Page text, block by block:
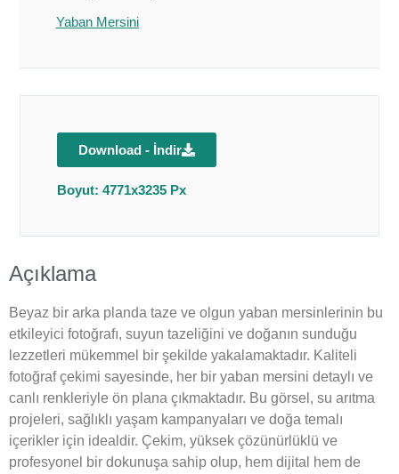
Yaban Mersini
Download - İndir
Boyut: 4771x3235 Px
Açıklama
Beyaz bir arka planda taze ve olgun yaban mersinlerinin bu
etkileyici fotoğrafı, suyun tazeliğini ve doğanın sunduğu
lezzetleri mükemmel bir şekilde yakalamaktadır. Kaliteli
fotoğraf çekimi sayesinde, her bir yaban mersini detaylı ve
canlı renkleriyle ön plana çıkmaktadır. Bu görsel, su arıtma
projeleri, sağlıklı yaşam kampanyaları ve doğa temalı
içerikler için idealdir. Çekim, yüksek çözünürlüklü ve
profesyonel bir dokunuşa sahip olup, hem dijital hem de